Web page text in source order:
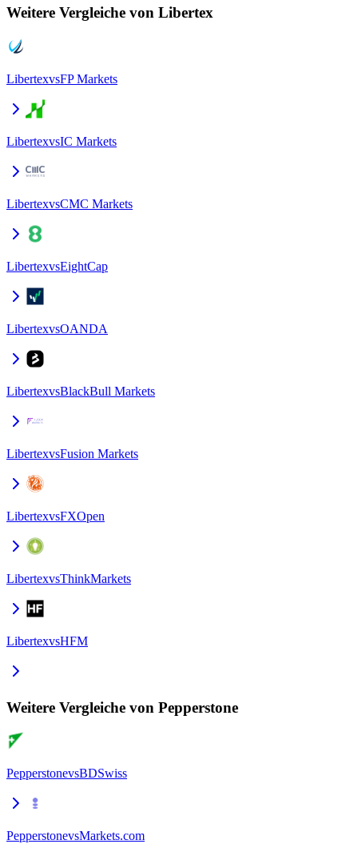
Weitere Vergleiche von Libertex
LibertexvsFP Markets
LibertexvsIC Markets
LibertexvsCMC Markets
LibertexvsEightCap
LibertexvsOANDA
LibertexvsBlackBull Markets
LibertexvsFusion Markets
LibertexvsFXOpen
LibertexvsThinkMarkets
LibertexvsHFM
Weitere Vergleiche von Pepperstone
PepperstonevsBDSwiss
PepperstonevsMarkets.com